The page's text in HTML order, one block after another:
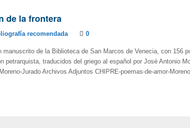
de la frontera
recomendada 0
manuscrito de la Biblioteca de San Marcos de Venecia, con 156
petrarquista, traducidos del griego al español por José Antonio
Jurado Archivos Adjuntos CHIPRE-poemas-de-amor-